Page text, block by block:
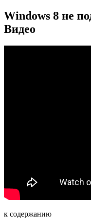
Windows 8 не
Видео
к содержанию